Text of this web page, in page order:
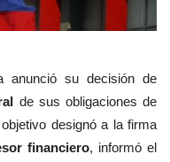
su decisión de
de sus obligaciones de
designó a la firma
financiero, informó el